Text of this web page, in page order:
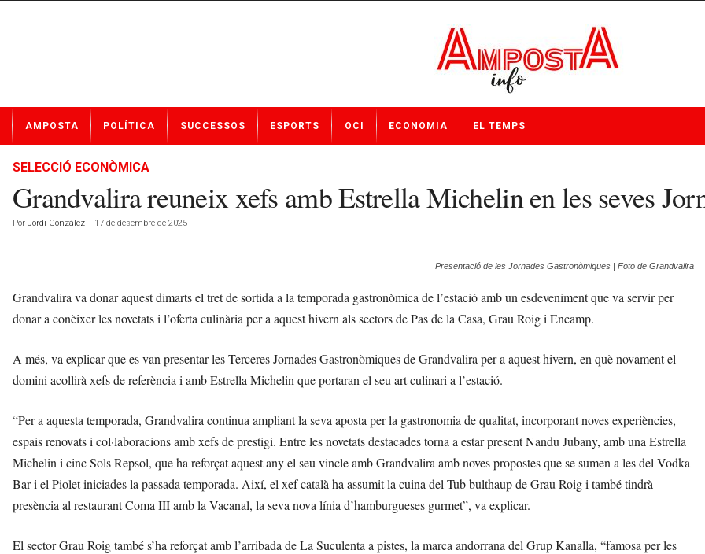
t
AMPOSTA POLÍTICA SUCCESSOS ESPORTS OCI ECONOMIA EL TEMPS
SELECCIÓ ECONÒMICA
Grandvalira reuneix xefs amb Estrella Michelin en les seves
Por Jordi González - 17 de desembre de 2025
Presentació de les Jornades Gastronòmiques | Foto de Grandvalira
Grandvalira va donar aquest dimarts el tret de sortida a la temporada gastronòmica de l’estació amb un esdeveniment que va servir per
donar a conèixer les novetats i l’oferta culinària per a aquest hivern als sectors de Pas de la Casa, Grau Roig i Encamp.
A més, va explicar que es van presentar les Terceres Jornades Gastronòmiques de Grandvalira per a aquest hivern, en què novament el
domini acollirà xefs de referència i amb Estrella Michelin que portaran el seu art culinari a l’estació.
“Per a aquesta temporada, Grandvalira continua ampliant la seva aposta per la gastronomia de qualitat, incorporant noves experiències,
espais renovats i col·laboracions amb xefs de prestigi. Entre les novetats destacades torna a estar present Nandu Jubany, amb una Estrella
Michelin i cinc Sols Repsol, que ha reforçat aquest any el seu vincle amb Grandvalira amb noves propostes que se sumen a les del Vodka
Bar i el Piolet iniciades la passada temporada. Així, el xef català ha assumit la cuina del Tub bulthaup de Grau Roig i també tindrà
presència al restaurant Coma III amb la Vacanal, la seva nova línia d’hamburgueses gurmet”, va explicar.
El sector Grau Roig també s’ha reforçat amb l’arribada de La Suculenta a pistes, la marca andorrana del Grup Kanalla, “famosa per les